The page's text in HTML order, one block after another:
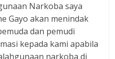
Narkoba saya
Gayo akan menindak
dan pemudi
kepada kami apabila
narkoba di